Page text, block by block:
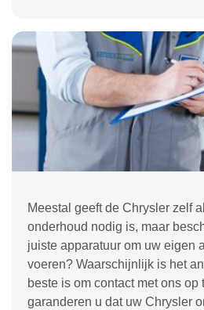
Meestal geeft de Chrysler zelf
onderhoud nodig is, maar
juiste apparatuur om uw eigen
voeren? Waarschijnlijk is het
beste is om contact met ons op
garanderen u dat uw Chrysler